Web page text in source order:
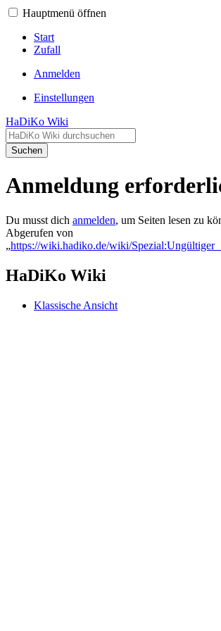
Hauptmenü öffnen
Start
Zufall
Anmelden
Einstellungen
HaDiKo Wiki
Suchen
Anmeldung
Du musst dich anmelden, um Seiten lesen zu
Abgerufen von
„https://wiki.hadiko.de/wiki/
HaDiKo Wiki
Klassische Ansicht